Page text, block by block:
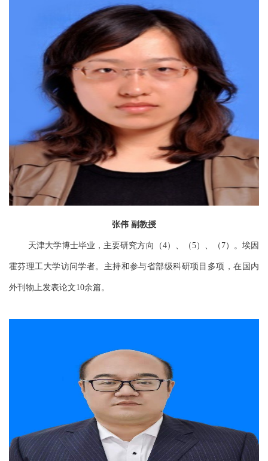
张伟 副教授
天津大学博士毕业，主要研究方向（4）、（5）、（ 7）。埃因
霍芬理工大学访问学者。主持和参与省部级科研项目多项，在国内
外刊物上发表论文10余篇。